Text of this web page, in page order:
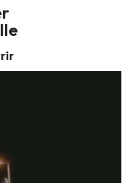
r
lle